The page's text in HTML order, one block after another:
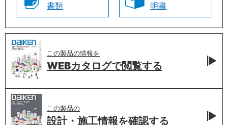
書類
明書
この製品の情報を
WEBカタログで閲覧する
この製品の
設計・施工情報を確認する